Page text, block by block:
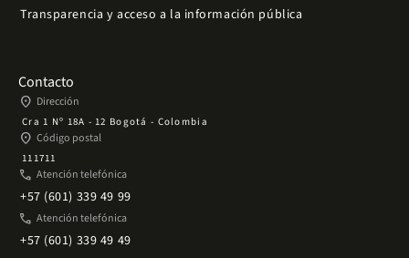
Transparencia y acceso a la información pública
Contacto
place Dirección
Cra 1 Nº 18A - 12 Bogotá - Colombia
place Código postal
111711
phone Atención telefónica
+57 (601) 339 49 99
phone Atención telefónica
+57 (601) 339 49 49